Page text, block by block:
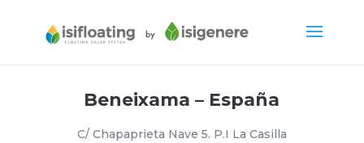
Beneixama – España
C/ Chapaprieta Nave 5. P.I La Casilla